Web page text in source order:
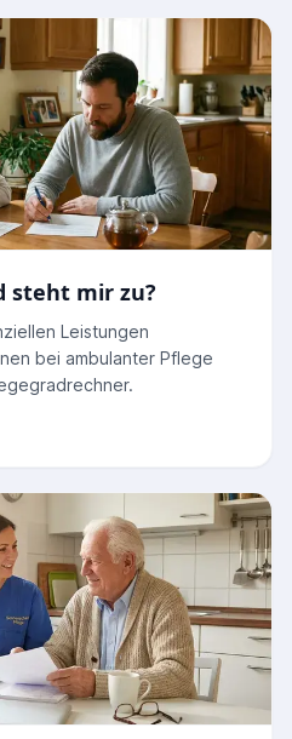
steht mir zu?
Leistungen
bei ambulanter Pflege